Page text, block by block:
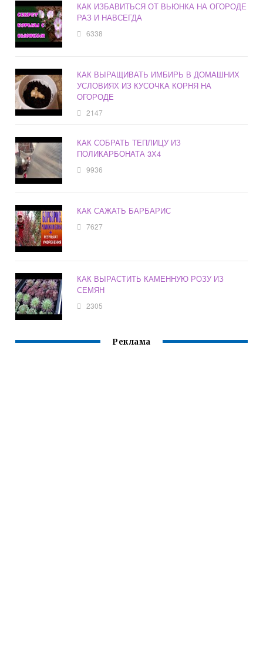
КАК ИЗБАВИТЬСЯ ОТ ВЬЮНКА НА ОГОРОДЕ
РАЗ И НАВСЕГДА
6338
КАК ВЫРАЩИВАТЬ ИМБИРЬ В ДОМАШНИХ
УСЛОВИЯХ ИЗ КУСОЧКА КОРНЯ НА
ОГОРОДЕ
2147
КАК СОБРАТЬ ТЕПЛИЦУ ИЗ
ПОЛИКАРБОНАТА 3Х4
9936
КАК САЖАТЬ БАРБАРИС
7627
КАК ВЫРАСТИТЬ КАМЕННУЮ РОЗУ ИЗ
СЕМЯН
2305
Реклама